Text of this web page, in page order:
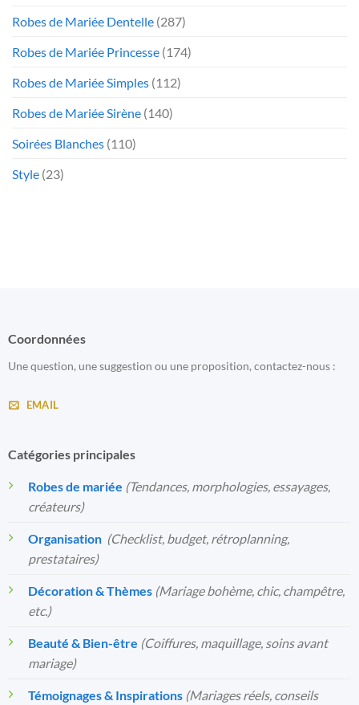
Robes de Mariée Dentelle (287)
Robes de Mariée Princesse (174)
Robes de Mariée Simples (112)
Robes de Mariée Sirène (140)
Soirées Blanches (110)
Style (23)
Coordonnées
Une question, une suggestion ou une proposition, contactez-nous :
EMAIL
Catégories principales
Robes de mariée (Tendances, morphologies, essayages,
créateurs)
Organisation️ (Checklist, budget, rétroplanning,
prestataires)
Décoration & Thèmes (Mariage bohème, chic, champêtre,
etc.)
Beauté & Bien-être (Coiffures, maquillage, soins avant
mariage)
Témoignages & Inspirations (Mariages réels, conseils